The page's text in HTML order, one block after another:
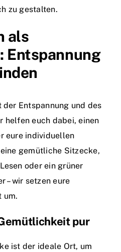
zu gestalten.
als
Entspannung
Entspannung und des
helfen euch dabei, einen
eure individuellen
gemütliche Sitzecke,
oder ein grüner
– wir setzen eure
um.
pur
ist der ideale Ort, um